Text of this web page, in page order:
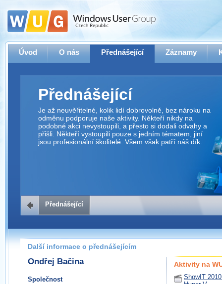
Úvod O nás Přednášející Záznamy
Přednášející
Je až neuvěřitelné, kolik lidí dobrovolně, bez nároku na
odměnu podporuje naše aktivity. Někteří nikdy na
podobné akci nevystoupili, a přesto si dodali odvahy a
přišli. Někteří vystoupili pouze s jedním tématem, jiní
jsou profesionální školitelé. Všem však patří náš dík.
Přednášející
Další informace o přednášejícím
Ondřej Bačina
Společnost
Aktivity na
ShowIT